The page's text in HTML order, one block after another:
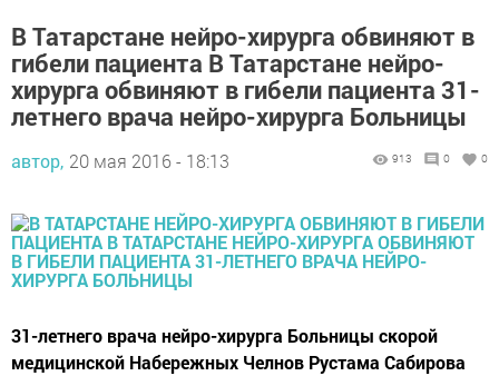
В Татарстане нейро-хирурга обвиняют в
гибели пациента В Татарстане нейро-
хирурга обвиняют в гибели пациента 31-
летнего врача нейро-хирурга Больницы
автор, 20 мая 2016 - 18:13 913 0 0
31-летнего врача нейро-хирурга Больницы скорой
медицинской Набережных Челнов Рустама Сабирова